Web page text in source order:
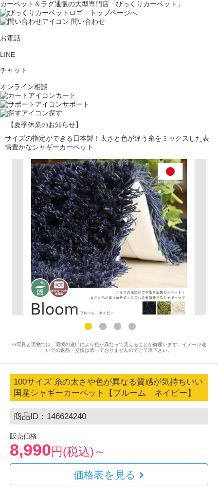
カーペット＆ラグ通販の大型専門店「びっくりカーペット」
問い合わせ
お電話
LINE
チャット
オンライン相談
カート
サポート
探す
【夏季休業のお知らせ】
サイズの指定ができる日本製！太さと色が違う糸をミックスした表
情豊かなシャギーカーペット
※写真と現物では、環境の違いにより色が異なって見えることが御座います。イメージ違
いでの返品・交換は承っておりませんのでご了承下さい。
100サイズ 糸の太さや色が異なる質感が気持ちいい
国産シャギーカーペット【ブルーム ネイビー】
商品ID：146624240
販売価格
8,990円(税込)～
価格表を見る